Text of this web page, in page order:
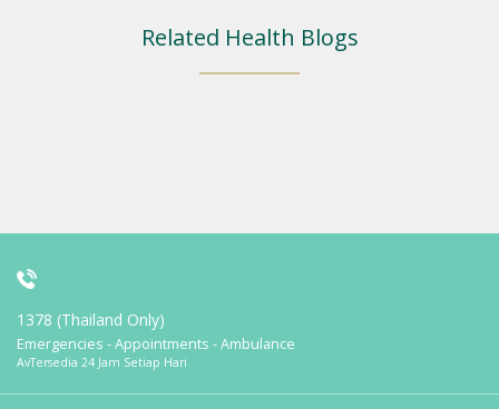
Related Health Blogs
1378 (Thailand Only)
Emergencies - Appointments - Ambulance
AvTersedia 24 Jam Setiap Hari